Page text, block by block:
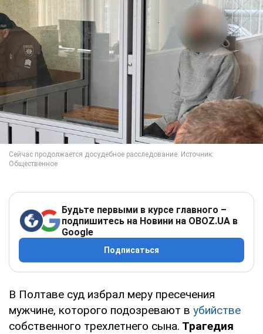
Будьте первыми в курсе главного –
подпишитесь на Новини на OBOZ.UA в
Google
Подписаться
В Полтаве суд избрал меру пресечения
мужчине, которого подозревают в убийстве
собственного трехлетнего сына. Трагедия